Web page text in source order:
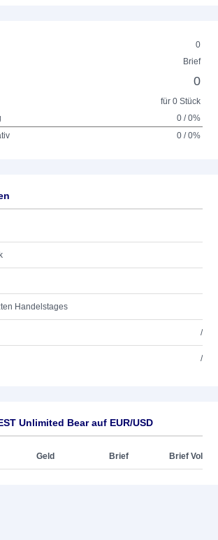
0
Brief
0
für 0 Stück
0 / 0%
0 / 0%
Handelstages
/
/
Unlimited Bear auf EUR/USD
Geld Brief Brief Vol